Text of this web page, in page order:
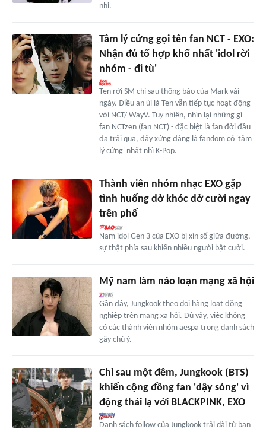
nhị.
Tâm lý cứng gọi tên fan NCT - EXO:
Nhận đủ tổ hợp khổ nhất 'idol rời
nhóm - đi tù'
Ten rời SM chỉ sau thông báo của Mark vài
ngày. Điều an ủi là Ten vẫn tiếp tục hoạt động
với NCT/ WayV. Tuy nhiên, nhìn lại những gì
fan NCTzen (fan NCT) - đặc biệt là fan đời đầu
đã trải qua, đây xứng đáng là fandom có 'tâm
lý cứng' nhất nhì K-Pop.
Thành viên nhóm nhạc EXO gặp
tình huống dở khóc dở cười ngay
trên phố
Nam idol Gen 3 của EXO bị xin số giữa đường,
sự thật phía sau khiến nhiều người bật cười.
Mỹ nam làm náo loạn mạng xã hội
Gần đây, Jungkook theo dõi hàng loạt đồng
nghiệp trên mạng xã hội. Dù vậy, việc không
có các thành viên nhóm aespa trong danh sách
gây chú ý.
Chỉ sau một đêm, Jungkook (BTS)
khiến cộng đồng fan 'dậy sóng' vì
động thái lạ với BLACKPINK, EXO
Danh sách follow của Jungkook trải dài từ bạn